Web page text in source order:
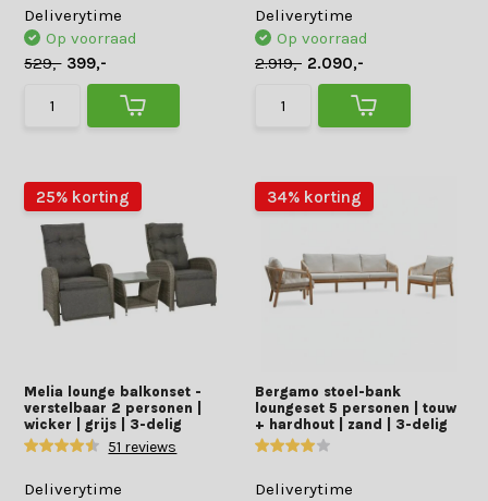
Deliverytime
Op voorraad
529,- 399,-
Deliverytime
Op voorraad
2.919,- 2.090,-
25% korting
Melia lounge balkonset -
verstelbaar 2 personen |
wicker | grijs | 3-delig
51 reviews
Deliverytime
34% korting
Bergamo stoel-bank
loungeset 5 personen | touw
+ hardhout | zand | 3-delig
Deliverytime